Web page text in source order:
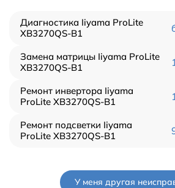
Диагностика Iiyama ProLite
XB3270QS-B1
Замена матрицы Iiyama ProLite
XB3270QS-B1
Ремонт инвертора Iiyama
ProLite XB3270QS-B1
Ремонт подсветки Iiyama
ProLite XB3270QS-B1
У меня другая